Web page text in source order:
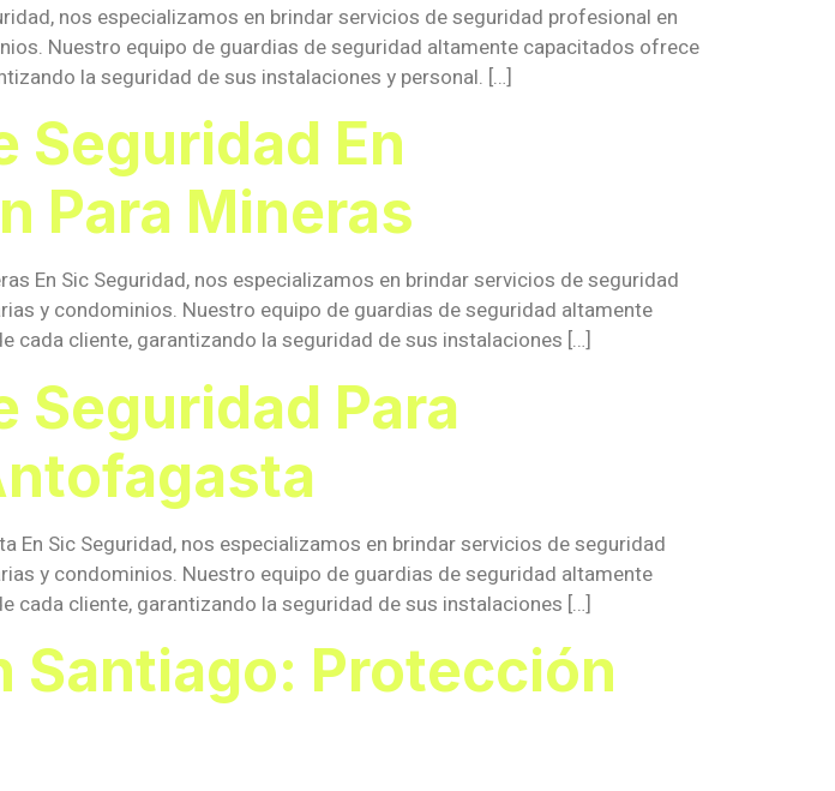
nos especializamos en brindar servicios de seguridad profesional en
Nuestro equipo de guardias de seguridad altamente capacitados ofrece
la seguridad de sus instalaciones y personal. […]
Seguridad En
Para Mineras
En Sic Seguridad, nos especializamos en brindar servicios de seguridad
y condominios. Nuestro equipo de guardias de seguridad altamente
cliente, garantizando la seguridad de sus instalaciones […]
Seguridad Para
En Sic Seguridad, nos especializamos en brindar servicios de seguridad
y condominios. Nuestro equipo de guardias de seguridad altamente
cliente, garantizando la seguridad de sus instalaciones […]
Santiago: Protección